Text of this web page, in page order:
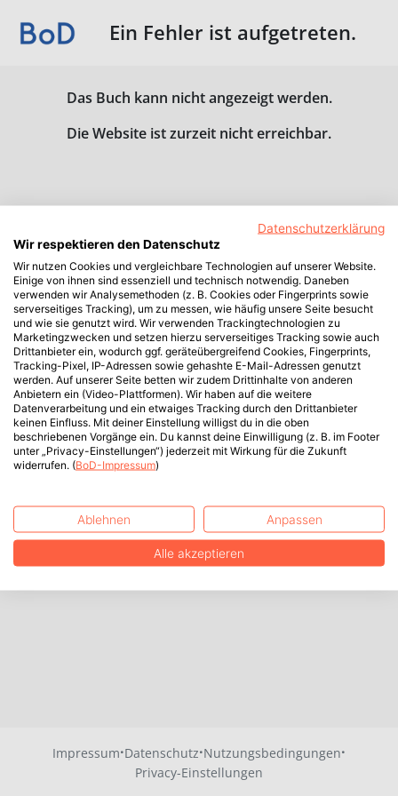
Ein Fehler ist aufgetreten.
Das Buch kann nicht angezeigt werden.
Die Website ist zurzeit nicht erreichbar.
Impressum·Datenschutz·Nutzungsbedingungen·
Privacy-Einstellungen
Datenschutzerklärung
Wir respektieren den Datenschutz
Wir nutzen Cookies und vergleichbare Technologien auf unserer Website.
Einige von ihnen sind essenziell und technisch notwendig. Daneben
verwenden wir Analysemethoden (z. B. Cookies oder Fingerprints sowie
serverseitiges Tracking), um zu messen, wie häufig unsere Seite besucht
und wie sie genutzt wird. Wir verwenden Trackingtechnologien zu
Marketingzwecken und setzen hierzu serverseitiges Tracking sowie auch
Drittanbieter ein, wodurch ggf. geräteübergreifend Cookies, Fingerprints,
Tracking-Pixel, IP-Adressen sowie gehashte E-Mail-Adressen genutzt
werden. Auf unserer Seite betten wir zudem Drittinhalte von anderen
Anbietern ein (Video-Plattformen). Wir haben auf die weitere
Datenverarbeitung und ein etwaiges Tracking durch den Drittanbieter
keinen Einfluss. Mit deiner Einstellung willigst du in die oben
beschriebenen Vorgänge ein. Du kannst deine Einwilligung (z. B. im Footer
unter „Privacy-Einstellungen“) jederzeit mit Wirkung für die Zukunft
widerrufen. (BoD-Impressum)
Ablehnen Anpassen
Alle akzeptieren